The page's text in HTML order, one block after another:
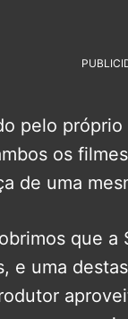
pelo próprio
os
de uma
que a
e uma